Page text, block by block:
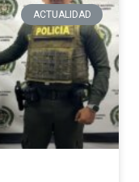
ACTUALIDAD